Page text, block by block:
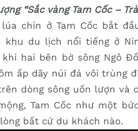
“Sắc vàng Tam Cốc –
lúa chín ở Tam Cốc bắt
khu du lịch nổi tiếng ở
khi hai bên bờ sông Ngô
ấp dãy núi đá vôi trùng
dòng sông uốn lượn và
Tam Cốc như một
bất cứ du khách nào.